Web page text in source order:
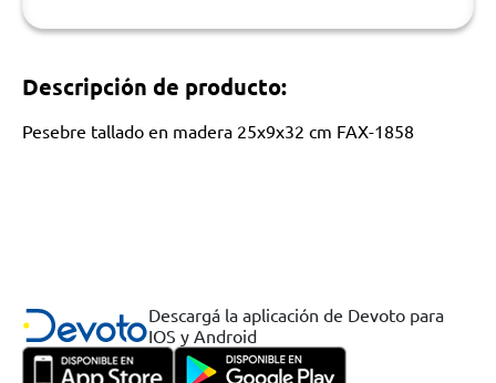
Descripción de producto:
Pesebre tallado en madera 25x9x32 cm FAX-1858
Descargá la aplicación de Devoto para
IOS y Android